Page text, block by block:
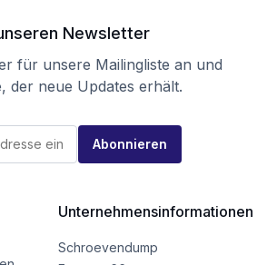
Newsletter
für unsere Mailingliste an und
der neue Updates erhält.
Abonnieren
Unternehmensinformationen
Schroevendump